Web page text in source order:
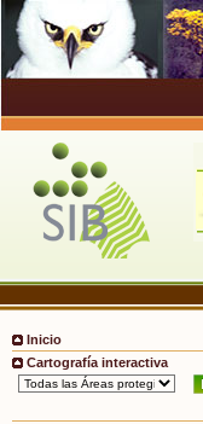
Inicio
Cartografía interactiva